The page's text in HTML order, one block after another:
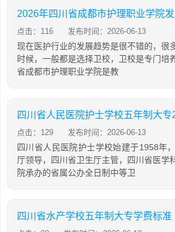
2026年四川省成都市护理职业学院
点击：116 发布时间：2026-06-13
现在医护行业的发展趋势是很不错的，很
时候，一般都是选择卫校，卫校是专门培
省成都市护理职业学院是教
点击：129 发布时间：2026-06-13
四川省人民医院护士学校始建于1958年
厅领导，四川省卫生厅主管，四川省医学
院承办的省属公办全日制中等卫